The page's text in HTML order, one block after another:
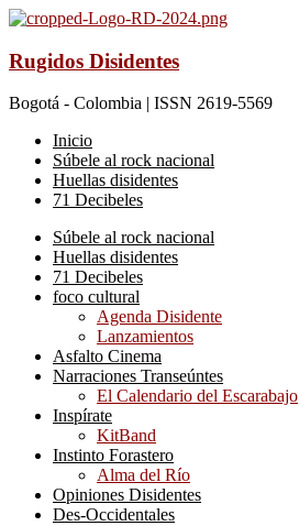
Rugidos Disidentes
Bogotá - Colombia | ISSN 2619-5569
Inicio
Súbele al rock nacional
Huellas disidentes
71 Decibeles
Súbele al rock nacional
Huellas disidentes
71 Decibeles
foco cultural
Agenda Disidente
Lanzamientos
Asfalto Cinema
Narraciones Transeúntes
El Calendario del Escarabajo
Inspírate
KitBand
Instinto Forastero
Alma del Río
Opiniones Disidentes
Des-Occidentales